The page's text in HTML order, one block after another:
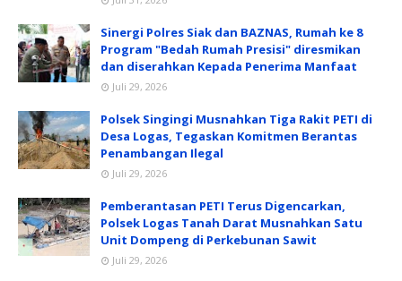
Sinergi Polres Siak dan BAZNAS, Rumah ke 8
Program "Bedah Rumah Presisi" diresmikan
dan diserahkan Kepada Penerima Manfaat
Juli 29, 2026
Polsek Singingi Musnahkan Tiga Rakit PETI di
Desa Logas, Tegaskan Komitmen Berantas
Penambangan Ilegal
Juli 29, 2026
Pemberantasan PETI Terus Digencarkan,
Polsek Logas Tanah Darat Musnahkan Satu
Unit Dompeng di Perkebunan Sawit
Juli 29, 2026